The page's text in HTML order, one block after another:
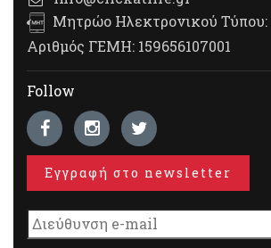
Μητρώο Ηλεκτρονικού Τύπου:
Αριθμός ΓΕΜΗ: 159656107001
Follow
Εγγραφή στο newsletter